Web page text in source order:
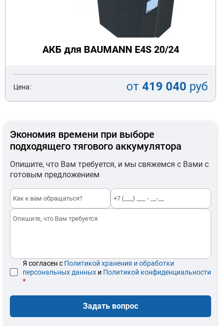
АКБ для BAUMANN E4S 20/24
Цена: от 419 040 руб
Экономия времени при выборе
подходящего тягового аккумулятора
Опишите, что Вам требуется, и мы свяжемся с Вами с
готовым предложением
Я согласен с Политикой хранения и обработки
персональных данных и Политикой конфиденциальности
*
Задать вопрос